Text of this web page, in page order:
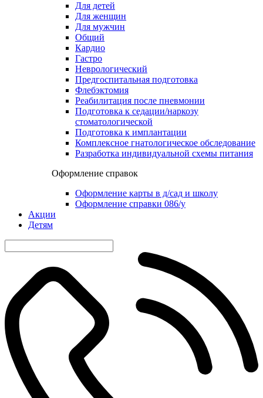
Для детей
Для женщин
Для мужчин
Общий
Кардио
Гастро
Неврологический
Предгоспитальная подготовка
Флебэктомия
Реабилитация после пневмонии
Подготовка к седации/наркозу
стоматологической
Подготовка к имплантации
Комплексное гнатологическое обследование
Разработка индивидуальной схемы питания
Оформление справок
Оформление карты в д/сад и школу
Оформление справки 086/у
Акции
Детям